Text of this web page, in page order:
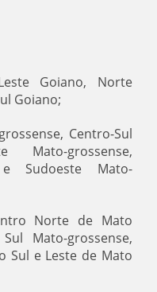
Goiano, Norte
Goiano;
Centro-Sul
Mato-grossense,
e Sudoeste Mato-
Norte de Mato
Mato-grossense,
Sul e Leste de Mato